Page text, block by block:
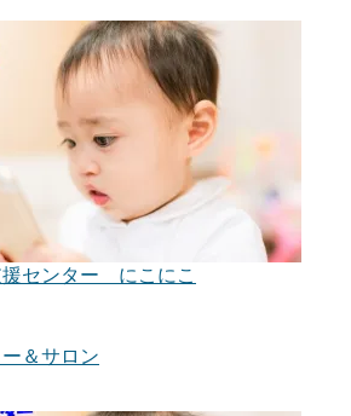
センター にこにこ
＆サロン